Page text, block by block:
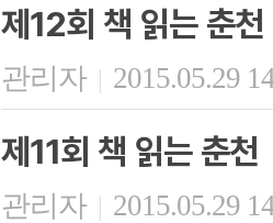
제12회 책 읽는 춘천
관리자 | 2015.05.29
제11회 책 읽는 춘천
관리자 | 2015.05.29